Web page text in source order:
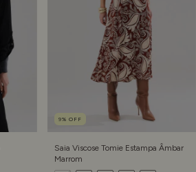
9% OFF
Saia Viscose Tomie Estampa Âmbar
Marrom